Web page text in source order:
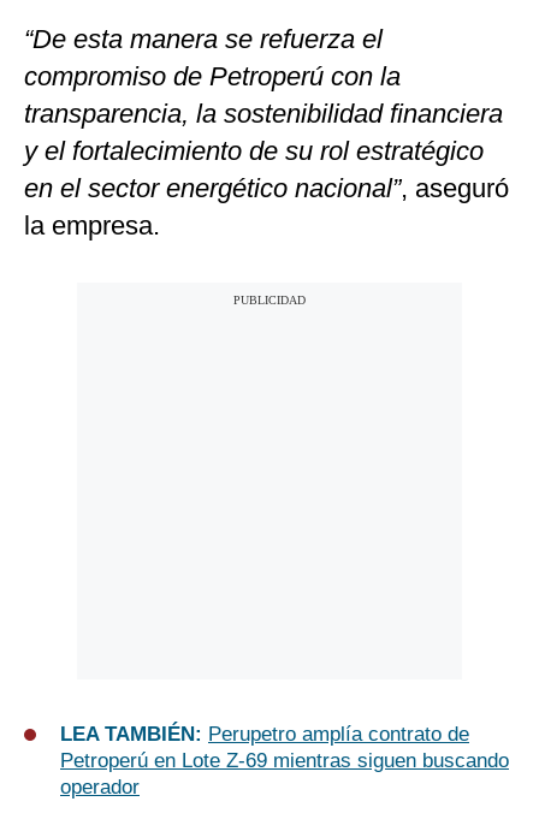
“De esta manera se refuerza el
compromiso de Petroperú con la
transparencia, la sostenibilidad financiera
y el fortalecimiento de su rol estratégico
en el sector energético nacional”, aseguró
la empresa.
LEA TAMBIÉN: Perupetro amplía contrato de
Petroperú en Lote Z-69 mientras siguen buscando
operador